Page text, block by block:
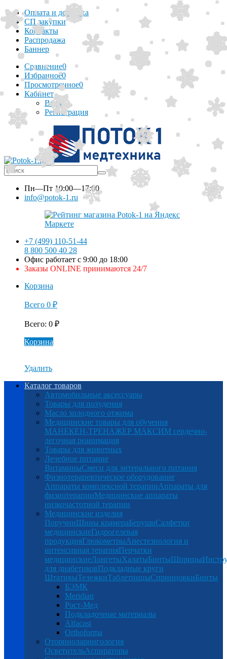
Оплата и доставка
СП закупки
Контакты
Распродажа
Баннер
Сравнение0
Избранное0
Просмотренное0
Кабинет
Вход
Регистрация
Пн—Пт 10:00—17:00
info@potok-1.ru
+7 (499) 110-51-44
8 800 500 40 28
Офис работает с 9:00 до 18:00
Заказы ONLINE принимаются 24/7
Корзина
Всего 0 ₽
Всего: 0 ₽
Корзина
Удалить
Каталог товаров
Автомобильные аксессуары
Товары для похудения
Масло холодного отжима
Медицинские товары для обучения
МАНЕКЕН-ТРЕНАЖЕР МАКСИМ сердечно-
легочная реанимация
Товары для животных
Лечебное питание
ВитаминыСмеси для энтерального питания
Физиотерапевтическое оборудование
Аппараты комплексной терапииАппараты для
физиотерапииМедицинские аппараты
низкочастотной терапии
Медицинские изделия
ПоручниШины крамераБерушиСалфетки
медицинскиеГидрогелевая
продукцияГлюкометрыАнестезиология и
интенсивная терапияПерчатки
медицинскиеЛонгетыХалатыБинтыШприцы
для диабетиковПодкладные круги
ШтативыТележкиТаблетницыСпринцовкиБинты
БЭМК
Meridian
Рост-Мед
Подкладочные материалы
Alfacast
Orthoforma
Оториноларингология
ОсветительАспираторы